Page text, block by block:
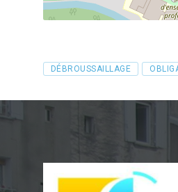
Tags
DÉBROUSSAILLAGE